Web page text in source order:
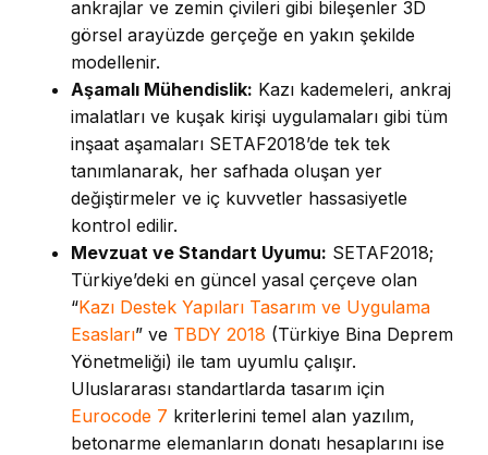
ankrajlar ve zemin çivileri gibi bileşenler 3D
görsel arayüzde gerçeğe en yakın şekilde
modellenir.
Aşamalı Mühendislik: Kazı kademeleri, ankraj
imalatları ve kuşak kirişi uygulamaları gibi tüm
inşaat aşamaları SETAF2018’de tek tek
tanımlanarak, her safhada oluşan yer
değiştirmeler ve iç kuvvetler hassasiyetle
kontrol edilir.
Mevzuat ve Standart Uyumu: SETAF2018;
Türkiye’deki en güncel yasal çerçeve olan
“Kazı Destek Yapıları Tasarım ve Uygulama
Esasları” ve TBDY 2018 (Türkiye Bina Deprem
Yönetmeliği) ile tam uyumlu çalışır.
Uluslararası standartlarda tasarım için
Eurocode 7 kriterlerini temel alan yazılım,
betonarme elemanların donatı hesaplarını ise